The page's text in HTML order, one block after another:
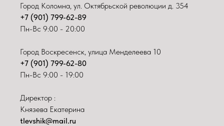
Город Коломна, ул. Октябрьской революции д. 354
+7 (901) 799-62-89
Пн-Вс 9:00 - 20:00
Город Воскресенск, улица Менделеева 10
+7 (901) 799-62-80
Пн-Вс 9:00 - 19:00
Директор :
Князева Екатерина
tlevshik@mail.ru